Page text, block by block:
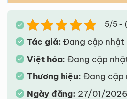
5/5 -
Tác giả: Đang cập nhật
Việt hóa: Đang cập
Thương hiệu: Đang cập
Ngày đăng: 27/01/2026